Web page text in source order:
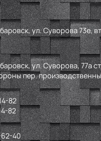
ул. Суворова 73е,
ул. Суворова, 77а
пер.
82
82
40